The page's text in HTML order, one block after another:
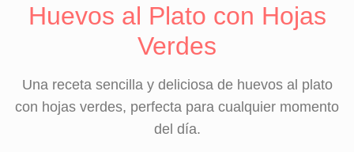
Huevos al Plato con Hojas
Verdes
Una receta sencilla y deliciosa de huevos al plato
con hojas verdes, perfecta para cualquier momento
del día.